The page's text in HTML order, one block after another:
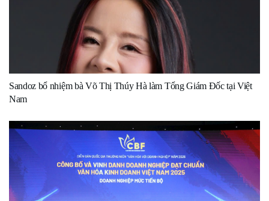
Sandoz bổ nhiệm bà Võ Thị Thúy Hà làm Tổng Giám Đốc tại Việt
Nam